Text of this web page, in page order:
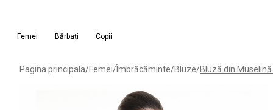
Femei Bărbați Copii
Pagina principala/Femei/Îmbrăcăminte/Bluze/Bluză din